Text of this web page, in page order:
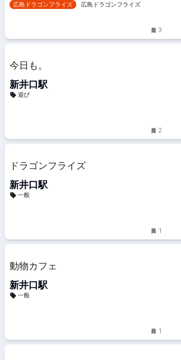
広島ドラゴンフライズ 広島ドラゴンフライズ
3
今日も。
新井口駅
遊び
2
ドラゴンフライズ
新井口駅
一般
1
動物カフェ
新井口駅
一般
1